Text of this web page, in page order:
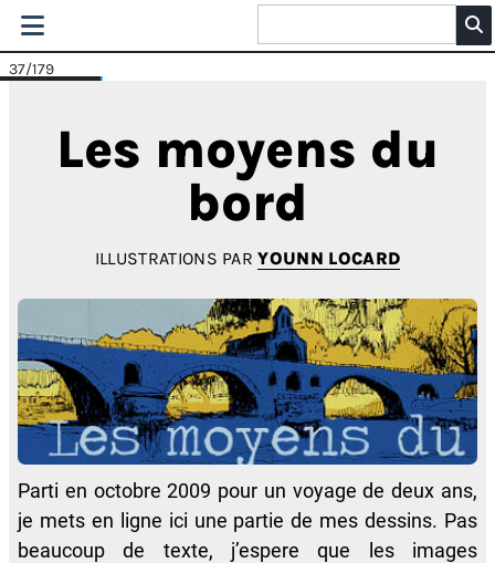
37/179
Les moyens du
bord
ILLUSTRATIONS PARYOUNN LOCARD
Parti en octobre 2009 pour un voyage de deux ans,
je mets en ligne ici une partie de mes dessins. Pas
beaucoup de texte, j’espere que les images